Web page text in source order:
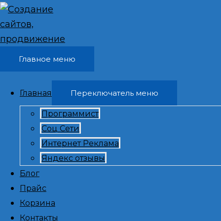
Перейти к содержимому
Главное меню
Главная Переключатель меню
Программист
Соц Сети
Интернет Реклама
Яндекс отзывы
Блог
Прайс
Корзина
Контакты
разработчик